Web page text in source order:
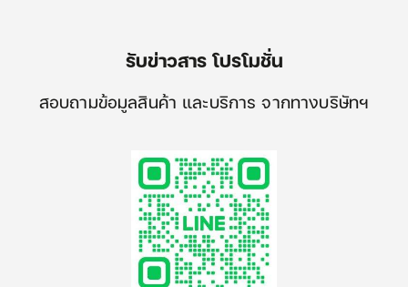
รับข่าวสาร โปรโมชั่น
สอบถามข้อมูลสินค้า และบริการ จากทางบริษัทฯ